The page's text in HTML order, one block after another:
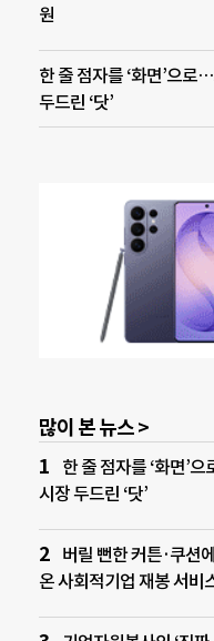
원
한 줄 점자를 ‘화면’으로
두드린 ‘닷’
많이 본 뉴스 >
한 줄 점자를 ‘화면’
시장 두드린 ‘닷’
버릴 뻔한 커튼·쿠션
온 사회적기업 재봉 서비